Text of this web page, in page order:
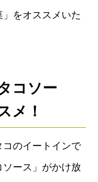
」をオススメいた
コソー
メ！
コのイートインで
ース」がかけ放